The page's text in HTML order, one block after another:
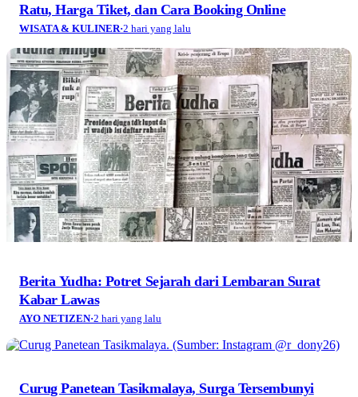
Ratu, Harga Tiket, dan Cara Booking Online
WISATA & KULINER·2 hari yang lalu
Berita Yudha: Potret Sejarah dari Lembaran Surat
Kabar Lawas
AYO NETIZEN·2 hari yang lalu
Curug Panetean Tasikmalaya, Surga Tersembunyi